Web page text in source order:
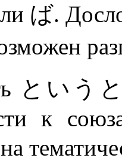
ば.
という
к